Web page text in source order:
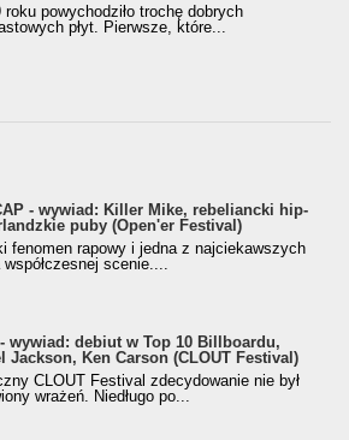
roku powychodziło trochę dobrych
płyt. Pierwsze, które...
- wywiad: Killer Mike, rebeliancki hip-
puby (Open'er Festival)
fenomen rapowy i jedna z najciekawszych
współczesnej scenie....
- wywiad: debiut w Top 10 Billboardu,
Jackson, Ken Carson (CLOUT Festival)
CLOUT Festival zdecydowanie nie był
wrażeń. Niedługo po...